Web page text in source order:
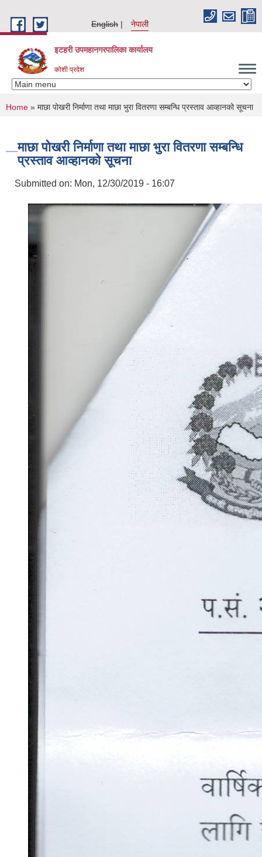
English
नेपाली
इटहरी उपमहानगरपालिका कार्यालय
कोशी प्रदेश
You are here
Home » माछा पोखरी निर्माणा तथा माछा भुरा वितरणा सम्बन्धि प्रस्ताव आव्हानको सूचना
माछा पोखरी निर्माणा तथा माछा भुरा वितरणा सम्बन्धि
प्रस्ताव आव्हानको सूचना
Submitted on: Mon, 12/30/2019 - 16:07